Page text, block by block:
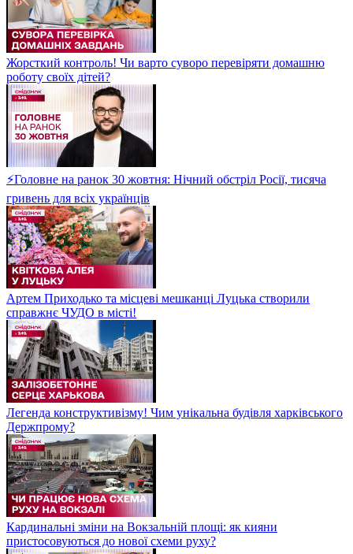
Жорсткий контроль! Чи варто суворо перевіряти домашню
роботу своїх дітей?
⚡Головне на ранок 30 жовтня: Нічний обстріл Росії, тисяча
гривень для всіх українців
Артем Приходько та місцеві мешканці Луцька створили
справжнє ЧУДО в місті!
Легенда конструктивізму! Чим унікальна будівля харківського
Держпрому?
Кардинальні зміни на Вокзальній площі: як кияни
пристосовуються до нової схеми руху?